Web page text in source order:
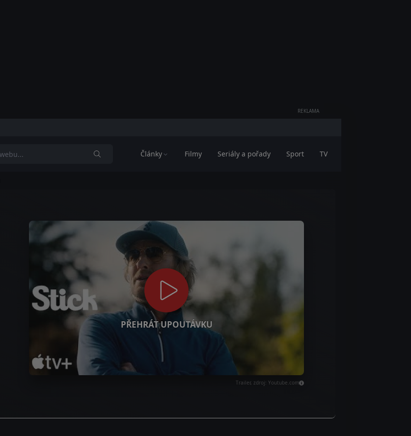
REKLAMA
Články Filmy Seriály a pořady Sport TV
PŘEHRÁT UPOUTÁVKU
Trailer, zdroj: Youtube.com